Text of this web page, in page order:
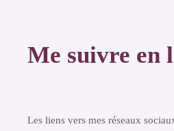
Me suivre en
Les liens vers mes réseaux